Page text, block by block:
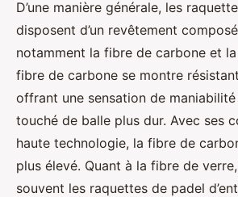
D’une manière générale, les
disposent d’un revêtement
notamment la fibre de carbone et
fibre de carbone se montre
offrant une sensation de
touché de balle plus dur. Avec ses
haute technologie, la fibre de
plus élevé. Quant à la fibre de
souvent les raquettes de padel